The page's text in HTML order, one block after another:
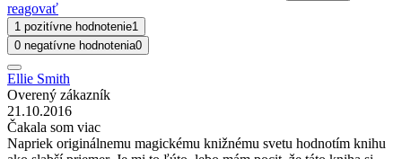
reagovať
1 pozitívne hodnotenie1
0 negatívne hodnotenia0
Ellie Smith
Overený zákazník
21.10.2016
Čakala som viac
Napriek originálnemu magickému knižnému svetu hodnotím knihu